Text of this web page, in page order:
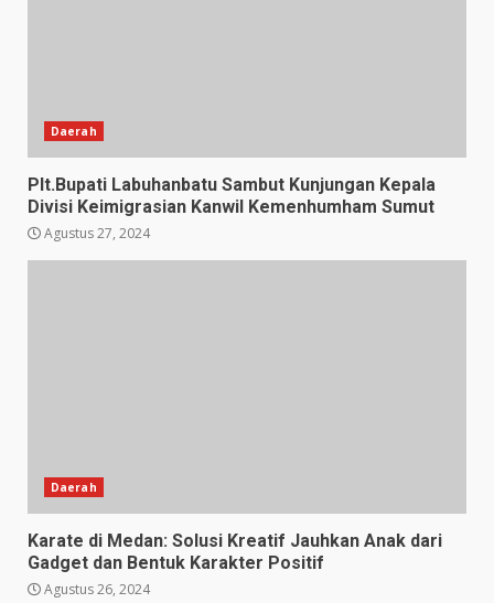
Daerah
Plt.Bupati Labuhanbatu Sambut Kunjungan Kepala
Divisi Keimigrasian Kanwil Kemenhumham Sumut
Agustus 27, 2024
Daerah
Karate di Medan: Solusi Kreatif Jauhkan Anak dari
Gadget dan Bentuk Karakter Positif
Agustus 26, 2024